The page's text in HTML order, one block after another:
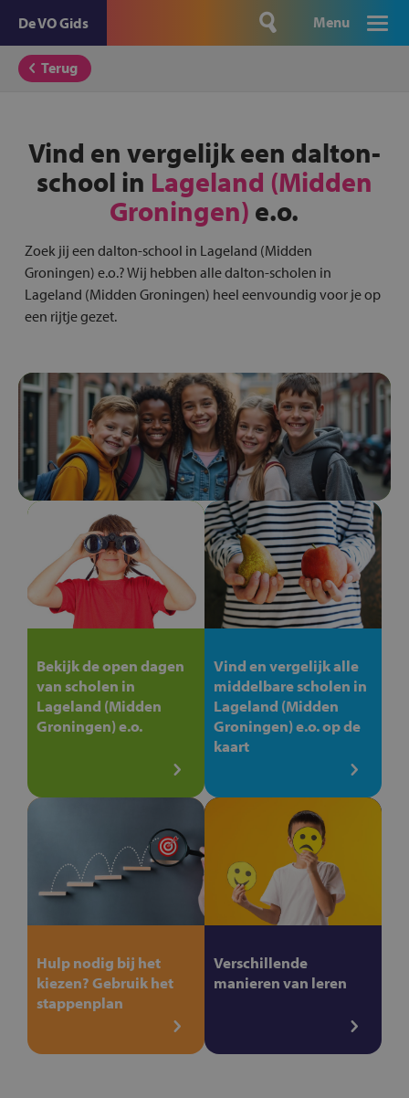
De VO Gids Menu
Terug
Vind en vergelijk een dalton-
school in Lageland (Midden
Groningen) e.o.
Zoek jij een dalton-school in Lageland (Midden
Groningen) e.o.? Wij hebben alle dalton-scholen in
Lageland (Midden Groningen) heel eenvoundig voor je op
een rijtje gezet.
Bekijk de open dagen
van scholen in
Lageland (Midden
Groningen) e.o.
Vind en vergelijk alle
middelbare scholen in
Lageland (Midden
Groningen) e.o. op de
kaart
Hulp nodig bij het
kiezen? Gebruik het
stappenplan
Verschillende
manieren van leren